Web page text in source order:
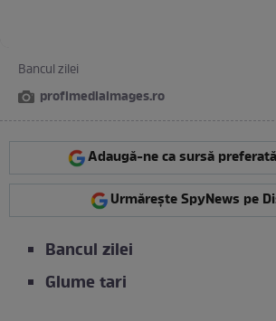
Bancul zilei
profimediaimages.ro
Adaugă-ne ca sursă
Urmărește SpyNews pe
Bancul zilei
Glume tari